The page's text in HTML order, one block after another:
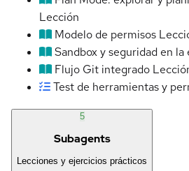
Lección
Modelo de permisos
Sandbox y seguridad en la
Flujo Git integrado
Test de herramientas y
5
Subagents
Lecciones y ejercicios prácticos